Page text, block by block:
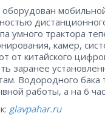
оборудован
умного трактора
камер,
от китайского
заранее
Водородного бака
работы, а на 6
glavpahar.ru